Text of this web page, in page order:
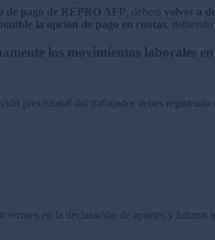
de pago de REPRO AFP , deberá volver a
la opción de pago en cuotas ,
los movimientos laborales
previsional del trabajador debes
en la declaración de aportes y futuros